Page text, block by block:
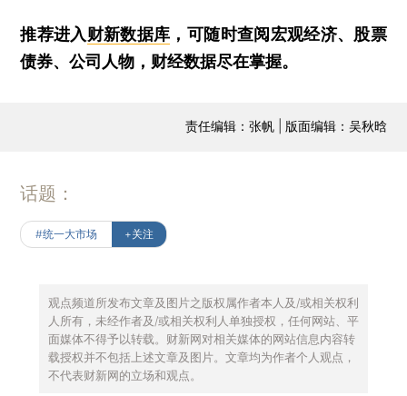
推荐进入财新数据库 ，可随时查阅宏观经济、股票
债券、公司人物，财经数据尽在掌握。
责任编辑：张帆 | 版面编辑：吴秋晗
话题：
#统一大市场 +关注
观点频道所发布文章及图片之版权属作者本人及/或相关权利
人所有，未经作者及/或相关权利人单独授权，任何网站、平
面媒体不得予以转载。财新网对相关媒体的网站信息内容转
载授权并不包括上述文章及图片。文章均为作者个人观点，
不代表财新网的立场和观点。